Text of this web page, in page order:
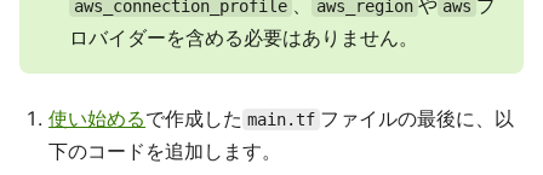
aws_connection_profile 、 aws_region や aws プ
ロバイダーを含める必要はありません。
使い始めるで作成した main.tf ファイルの最後に、以
下のコードを追加します。